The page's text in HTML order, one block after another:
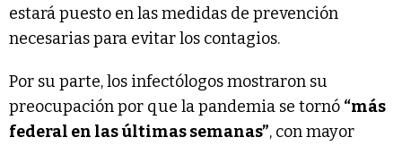
estará puesto en las medidas de prevención
necesarias para evitar los contagios.
Por su parte, los infectólogos mostraron su
preocupación por que la pandemia se tornó “más
federal en las últimas semanas”, con mayor